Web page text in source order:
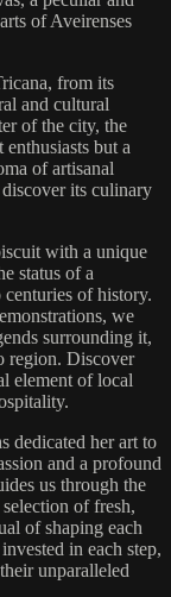
of Aveirenses
from its
and cultural
of the city, the
but a
of artisanal
its culinary
with a unique
status of a
of history.
we
surrounding it,
region. Discover
element of local
dedicated her art to
and a profound
us through the
of fresh,
of shaping each
in each step,
unparalleled